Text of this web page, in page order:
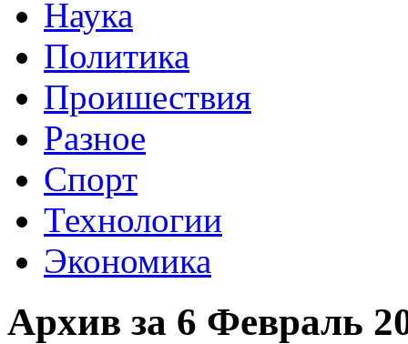
Наука
Политика
Проишествия
Разное
Спорт
Технологии
Экономика
Архив за 6 Февраль